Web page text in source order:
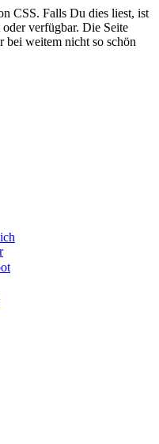
CSS. Falls Du dies liest, ist
verfügbar. Die Seite
bei weitem nicht so schön